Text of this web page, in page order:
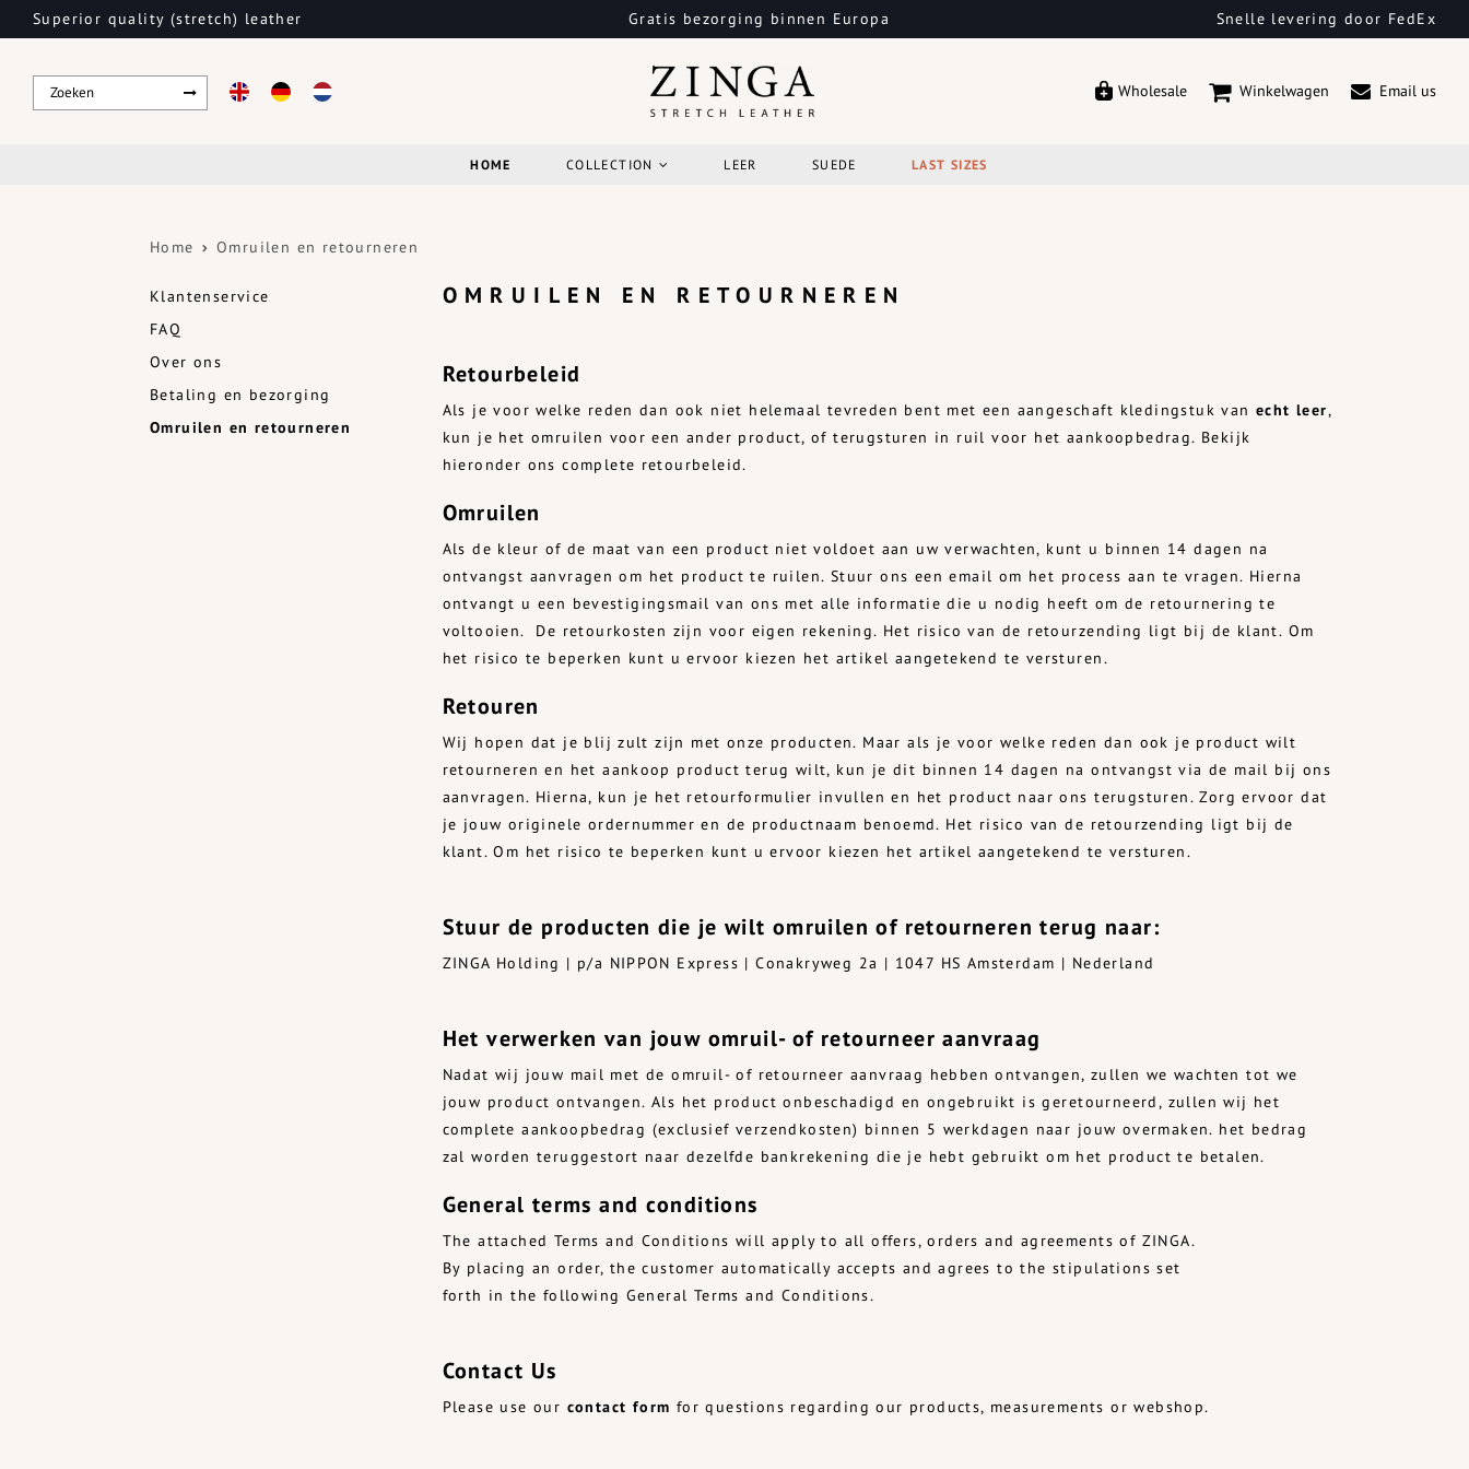
Superior quality (stretch) leather Gratis bezorging binnen Europa Snelle levering door FedEx
Wholesale Winkelwagen Email us
HOME COLLECTION LEER SUEDE LAST SIZES
Home Omruilen en retourneren
Klantenservice
FAQ
Over ons
Betaling en bezorging
Omruilen en retourneren
OMRUILEN EN RETOURNEREN
Retourbeleid
Als je voor welke reden dan ook niet helemaal tevreden bent met een aangeschaft kledingstuk van echt leer,
kun je het omruilen voor een ander product, of terugsturen in ruil voor het aankoopbedrag. Bekijk
hieronder ons complete retourbeleid.
Omruilen
Als de kleur of de maat van een product niet voldoet aan uw verwachten, kunt u binnen 14 dagen na
ontvangst aanvragen om het product te ruilen. Stuur ons een email om het process aan te vragen. Hierna
ontvangt u een bevestigingsmail van ons met alle informatie die u nodig heeft om de retournering te
voltooien. De retourkosten zijn voor eigen rekening. Het risico van de retourzending ligt bij de klant. Om
het risico te beperken kunt u ervoor kiezen het artikel aangetekend te versturen.
Retouren
Wij hopen dat je blij zult zijn met onze producten. Maar als je voor welke reden dan ook je product wilt
retourneren en het aankoop product terug wilt, kun je dit binnen 14 dagen na ontvangst via de mail bij ons
aanvragen. Hierna, kun je het retourformulier invullen en het product naar ons terugsturen. Zorg ervoor dat
je jouw originele ordernummer en de productnaam benoemd. Het risico van de retourzending ligt bij de
klant. Om het risico te beperken kunt u ervoor kiezen het artikel aangetekend te versturen.
Stuur de producten die je wilt omruilen of retourneren terug naar:
ZINGA Holding | p/a NIPPON Express | Conakryweg 2a | 1047 HS Amsterdam | Nederland
Het verwerken van jouw omruil- of retourneer aanvraag
Nadat wij jouw mail met de omruil- of retourneer aanvraag hebben ontvangen, zullen we wachten tot we
jouw product ontvangen. Als het product onbeschadigd en ongebruikt is geretourneerd, zullen wij het
complete aankoopbedrag (exclusief verzendkosten) binnen 5 werkdagen naar jouw overmaken. het bedrag
zal worden teruggestort naar dezelfde bankrekening die je hebt gebruikt om het product te betalen.
General terms and conditions
The attached Terms and Conditions will apply to all offers, orders and agreements of ZINGA.
By placing an order, the customer automatically accepts and agrees to the stipulations set
forth in the following General Terms and Conditions.
Contact Us
Please use our contact form for questions regarding our products, measurements or webshop.